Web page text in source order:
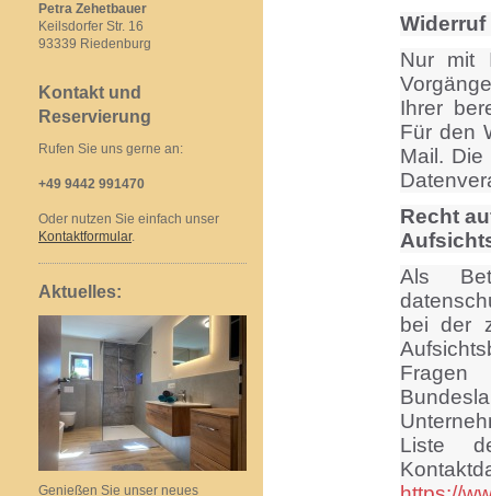
Nur mit
Ihrer
Für den
Mail.
Recht
Als
bei der
Fragen
Liste
Petra Zehetbauer
Keilsdorfer Str. 16
93339 Riedenburg
Kontakt und
Reservierung
Rufen Sie uns gerne an:
+49 9442 991470
Oder nutzen Sie einfach unser
Kontaktformular.
Aktuelles:
Genießen Sie unser neues